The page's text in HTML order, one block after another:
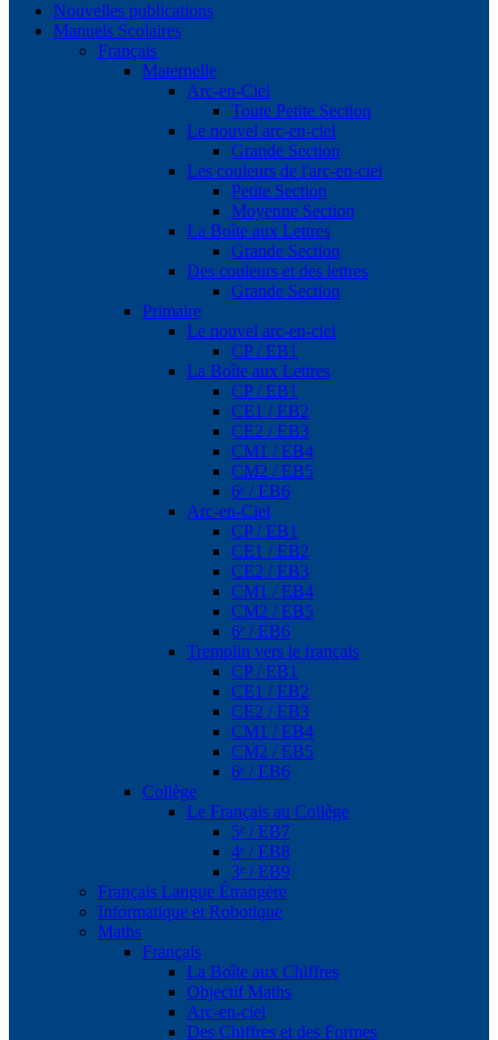
Nouvelles publications
Manuels Scolaires
Français
Maternelle
Arc-en-Ciel
Toute Petite Section
Le nouvel arc-en-ciel
Grande Section
Les couleurs de l'arc-en-ciel
Petite Section
Moyenne Section
La Boîte aux Lettres
Grande Section
Des couleurs et des lettres
Grande Section
Primaire
Le nouvel arc-en-ciel
CP / EB1
La Boîte aux Lettres
CP / EB1
CE1 / EB2
CE2 / EB3
CM1 / EB4
CM2 / EB5
6ᵉ / EB6
Arc-en-Ciel
CP / EB1
CE1 / EB2
CE2 / EB3
CM1 / EB4
CM2 / EB5
6ᵉ / EB6
Tremplin vers le français
CP / EB1
CE1 / EB2
CE2 / EB3
CM1 / EB4
CM2 / EB5
6ᵉ / EB6
Collège
Le Français au Collège
5ᵉ / EB7
4ᵉ / EB8
3ᵉ / EB9
Français Langue Étrangère
Informatique et Robotique
Maths
Français
La Boîte aux Chiffres
Objectif Maths
Arc-en-ciel
Des Chiffres et des Formes